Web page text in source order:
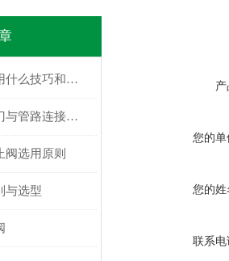
锻钢法兰截止阀选用什么技巧和讲究呢？
锻钢法兰截止阀阀门与管路连接采用焊接式结构
阀选用原则
与选型
您的单
您的姓
联系电